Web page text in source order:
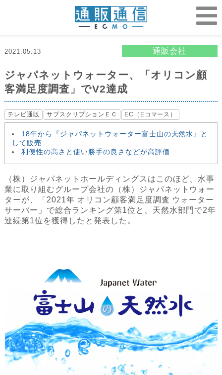
2021.05.13 通販会社
ジャパネットウォーター、「オリコン顧
客満足度調査」でV2達成
テレビ通販 サブスクリプションＥＣ EC（Eコマース）
18年から『ジャパネットウォーター富士山の天然水』と
して販売
利便性の高さと使い勝手の良さなどが高評価
（株）ジャパネットホールディングスはこのほど、水事
業に取り組むグループ会社の（株）ジャパネットウォー
ターが、「2021年 オリコン顧客満足度調査 ウォーター
サーバー」で総合ランキング第1位と、天然水部門で2年
連続第1位を獲得したと発表した。